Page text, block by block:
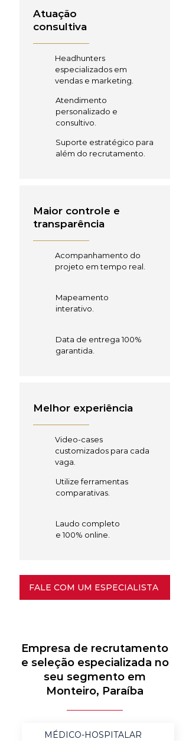
Atuação
consultiva
Headhunters
especializados em
vendas e marketing.
Atendimento
personalizado e
consultivo.
Suporte estratégico para
além do recrutamento.
Maior controle e
transparência
Acompanhamento do
projeto em tempo real.
Mapeamento
interativo.
Data de entrega 100%
garantida.
Melhor experiência
Video-cases
customizados para cada
vaga.
Utilize ferramentas
comparativas.
Laudo completo
e 100% online.
FALE COM UM ESPECIALISTA
Empresa de recrutamento
e seleção especializada no
seu segmento em
Monteiro, Paraíba
MÉDICO-HOSPITALAR